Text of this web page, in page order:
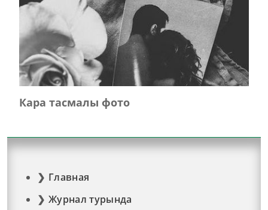
Кара тасмалы фото
Главная
Журнал турында